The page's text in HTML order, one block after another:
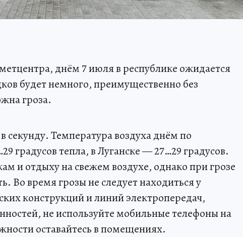
днём 7 июля в республике ожидается
будет немного, преимущественно без
гроза.
секунду. Температура воздуха днём по
градусов тепла, в Луганске — 27…29 градусов.
и отдыху на свежем воздухе, однако при грозе
Во время грозы не следует находиться у
конструкций и линий электропередач,
не используйте мобильные телефоны на
оставайтесь в помещениях.